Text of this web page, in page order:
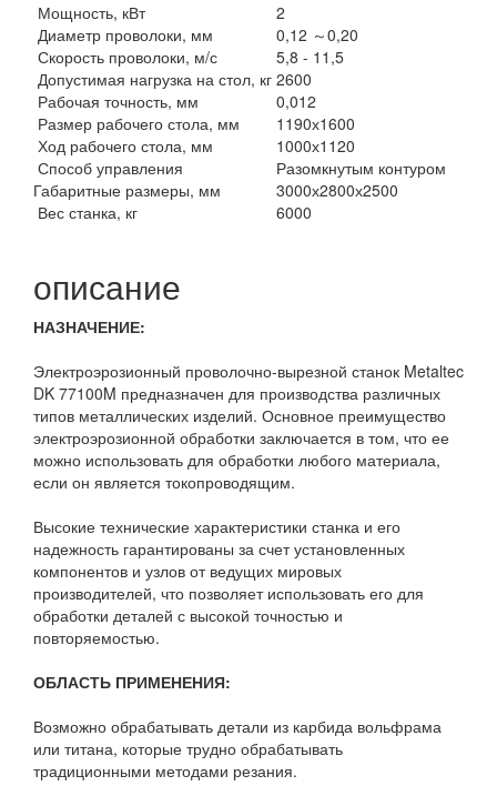
Мощность, кВт
2
Диаметр проволоки, мм
0,12 ～0,20
Скорость проволоки, м/с
5,8 - 11,5
Допустимая нагрузка на стол, кг 2600
Рабочая точность, мм
0,012
Размер рабочего стола, мм
1190х1600
Ход рабочего стола, мм
1000х1120
Способ управления
Разомкнутым контуром
Габаритные размеры, мм
3000х2800х2500
Вес станка, кг
6000
описание
НАЗНАЧЕНИЕ:
Электроэрозионный проволочно-вырезной станок Metaltec
DK 77100M предназначен для производства различных
типов металлических изделий. Основное преимущество
электроэрозионной обработки заключается в том, что ее
можно использовать для обработки любого материала,
если он является токопроводящим.
Высокие технические характеристики станка и его
надежность гарантированы за счет установленных
компонентов и узлов от ведущих мировых
производителей, что позволяет использовать его для
обработки деталей с высокой точностью и
повторяемостью.
ОБЛАСТЬ ПРИМЕНЕНИЯ:
Возможно обрабатывать детали из карбида вольфрама
или титана, которые трудно обрабатывать
традиционными методами резания.